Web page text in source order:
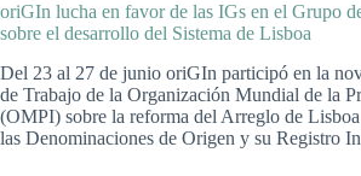
oriGIn lucha en favor de las IGs en el Grupo
sobre el desarrollo del Sistema de Lisboa
Del 23 al 27 de junio oriGIn participó en la
de Trabajo de la Organización Mundial de la
(OMPI) sobre la reforma del Arreglo de
las Denominaciones de Origen y su Registro